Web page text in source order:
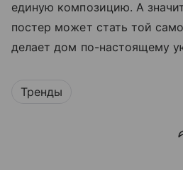
единую композицию. А
постер может стать той
делает дом по-настоящему
Тренды